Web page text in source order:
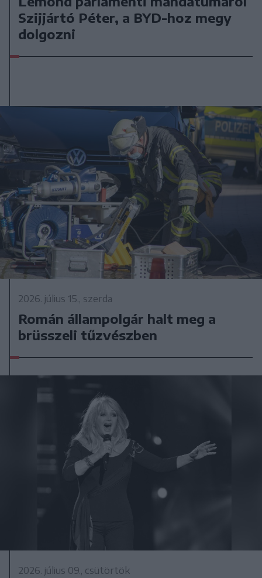
Szijjártó Péter, a BYD-hoz megy
dolgozni
2026. július 15., szerda
Román állampolgár halt meg a
brüsszeli tűzvészben
2026. július 09., csütörtök